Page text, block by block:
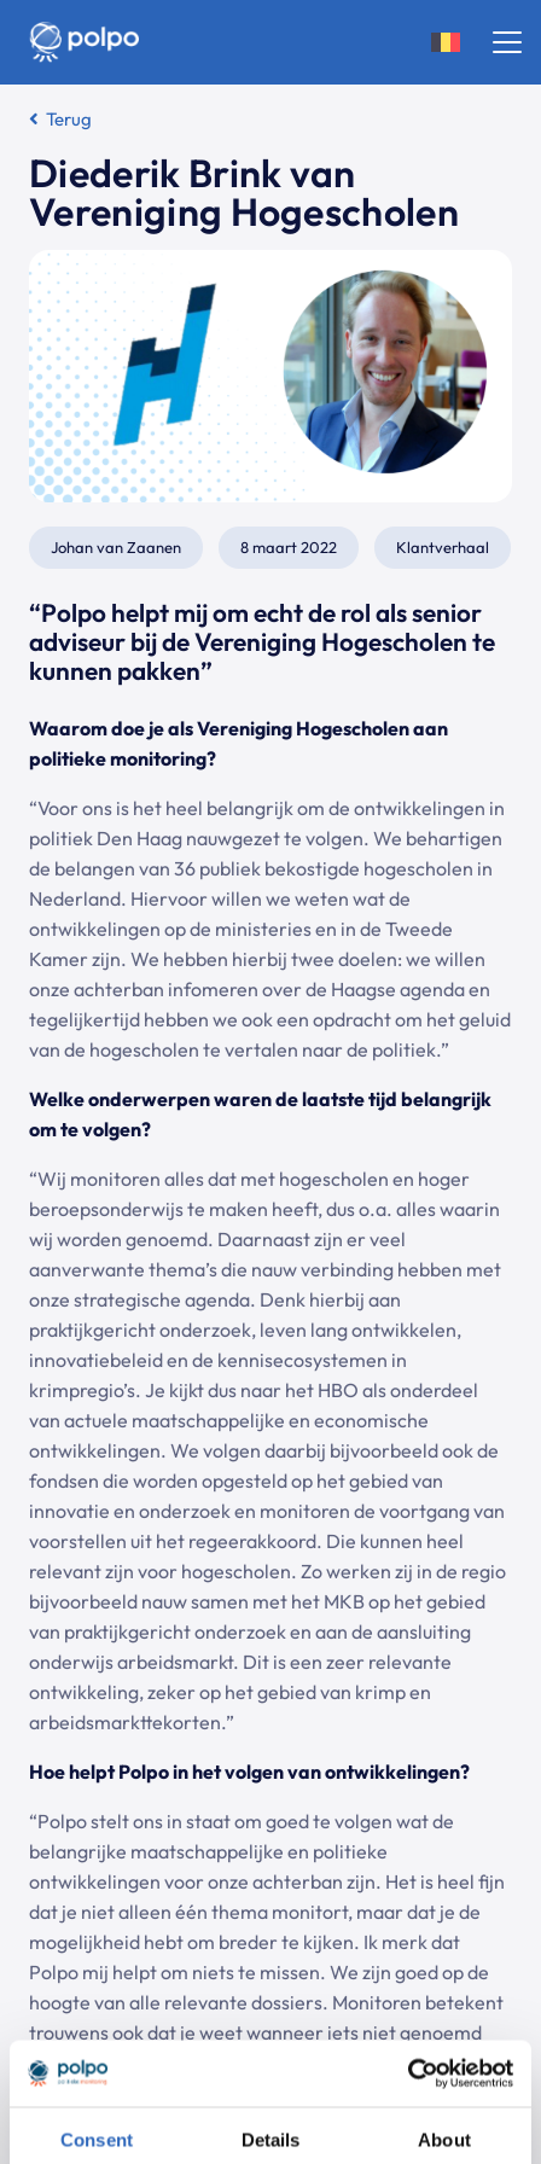
Consent Details About
Terug
Diederik Brink van
Vereniging Hogescholen
Johan van Zaanen 8 maart 2022 Klantverhaal
“Polpo helpt mij om echt de rol als senior
adviseur bij de Vereniging Hogescholen te
kunnen pakken”
Waarom doe je als Vereniging Hogescholen aan
politieke monitoring?
“Voor ons is het heel belangrijk om de ontwikkelingen in
politiek Den Haag nauwgezet te volgen. We behartigen
de belangen van 36 publiek bekostigde hogescholen in
Nederland. Hiervoor willen we weten wat de
ontwikkelingen op de ministeries en in de Tweede
Kamer zijn. We hebben hierbij twee doelen: we willen
onze achterban infomeren over de Haagse agenda en
tegelijkertijd hebben we ook een opdracht om het geluid
van de hogescholen te vertalen naar de politiek.”
Welke onderwerpen waren de laatste tijd belangrijk
om te volgen?
“Wij monitoren alles dat met hogescholen en hoger
beroepsonderwijs te maken heeft, dus o.a. alles waarin
wij worden genoemd. Daarnaast zijn er veel
aanverwante thema’s die nauw verbinding hebben met
onze strategische agenda. Denk hierbij aan
praktijkgericht onderzoek, leven lang ontwikkelen,
innovatiebeleid en de kennisecosystemen in
krimpregio’s. Je kijkt dus naar het HBO als onderdeel
van actuele maatschappelijke en economische
ontwikkelingen. We volgen daarbij bijvoorbeeld ook de
fondsen die worden opgesteld op het gebied van
innovatie en onderzoek en monitoren de voortgang van
voorstellen uit het regeerakkoord. Die kunnen heel
relevant zijn voor hogescholen. Zo werken zij in de regio
bijvoorbeeld nauw samen met het MKB op het gebied
van praktijkgericht onderzoek en aan de aansluiting
onderwijs arbeidsmarkt. Dit is een zeer relevante
ontwikkeling, zeker op het gebied van krimp en
arbeidsmarkttekorten.”
Hoe helpt Polpo in het volgen van ontwikkelingen?
“Polpo stelt ons in staat om goed te volgen wat de
belangrijke maatschappelijke en politieke
ontwikkelingen voor onze achterban zijn. Het is heel fijn
dat je niet alleen één thema monitort, maar dat je de
mogelijkheid hebt om breder te kijken. Ik merk dat
Polpo mij helpt om niets te missen. We zijn goed op de
hoogte van alle relevante dossiers. Monitoren betekent
trouwens ook dat je weet wanneer iets niet genoemd
wordt. Daarop kan je weer acteren en zo laat je nooit
een kans liggen. Dat is heel erg fijn!”
“Met de informatie die Polpo ons aanreikt, gaan wij